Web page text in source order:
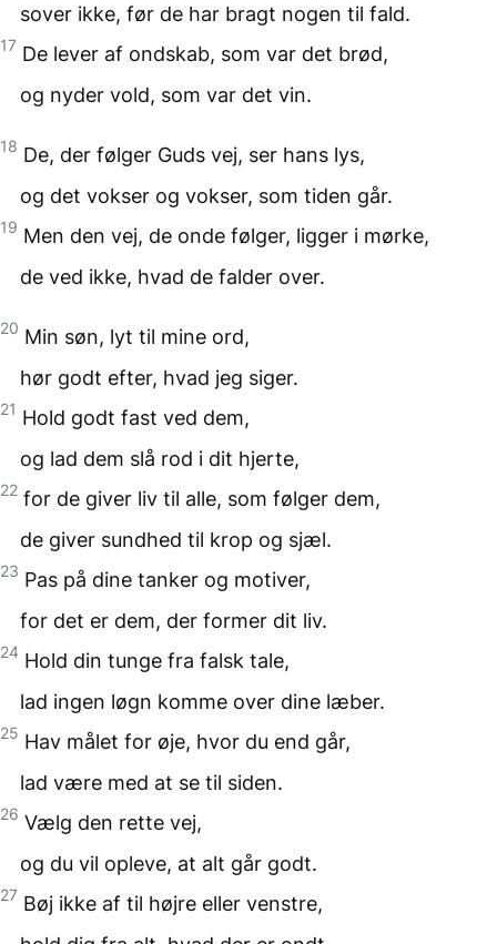
sover ikke, før de har bragt nogen til fald.
17 De lever af ondskab, som var det brød,
og nyder vold, som var det vin.
18 De, der følger Guds vej, ser hans lys,
og det vokser og vokser, som tiden går.
19 Men den vej, de onde følger, ligger i mørke,
de ved ikke, hvad de falder over.
20 Min søn, lyt til mine ord,
hør godt efter, hvad jeg siger.
21 Hold godt fast ved dem,
og lad dem slå rod i dit hjerte,
22 for de giver liv til alle, som følger dem,
de giver sundhed til krop og sjæl.
23 Pas på dine tanker og motiver,
for det er dem, der former dit liv.
24 Hold din tunge fra falsk tale,
lad ingen løgn komme over dine læber.
25 Hav målet for øje, hvor du end går,
lad være med at se til siden.
26 Vælg den rette vej,
og du vil opleve, at alt går godt.
27 Bøj ikke af til højre eller venstre,